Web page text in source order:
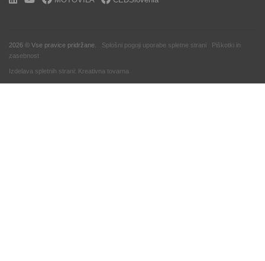
2026 © Vse pravice pridržane. Splošni pogoji uporabe spletne strani
Piškotki in
zasebnost
Izdelava spletnih strani: Kreativna tovarna